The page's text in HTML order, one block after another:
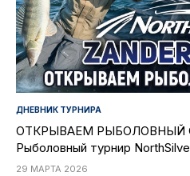
ДНЕВНИК ТУРНИРА
ОТКРЫВАЕМ РЫБОЛОВНЫЙ
Рыболовный турнир
29 МАРТА 2026